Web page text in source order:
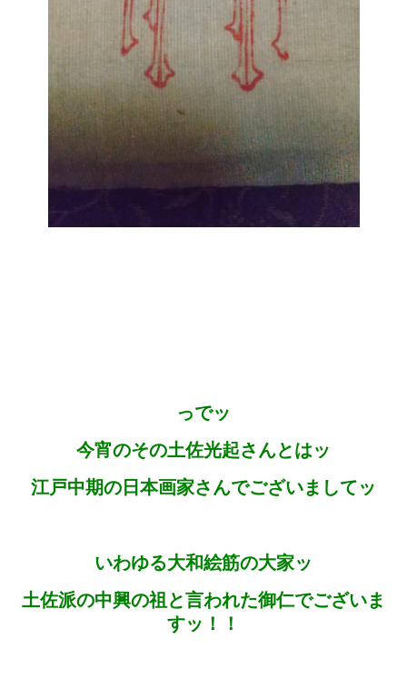
っでッ
今宵のその土佐光起さんとはッ
江戸中期の日本画家さんでございましてッ
いわゆる大和絵筋の大家ッ
土佐派の中興の祖と言われた御仁でございま
すッ！！